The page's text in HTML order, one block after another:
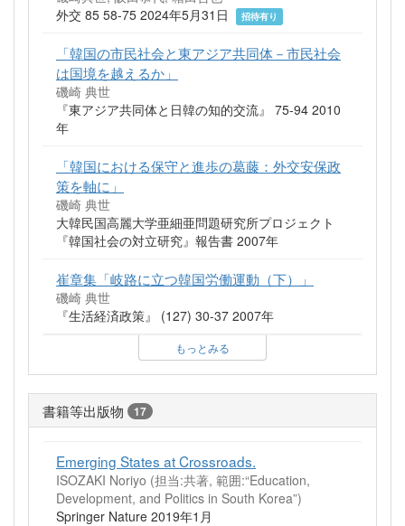
外交 85 58-75 2024年5月31日
招待有り
「韓国の市民社会と東アジア共同体－市民社会
は国境を越えるか」
磯崎 典世
『東アジア共同体と日韓の知的交流』 75-94 2010
年
「韓国における保守と進歩の葛藤：外交安保政
策を軸に」
磯崎 典世
大韓民国高麗大学亜細亜問題研究所プロジェクト
『韓国社会の対立研究』報告書 2007年
崔章集「岐路に立つ韓国労働運動（下）」
磯崎 典世
『生活経済政策』 (127) 30-37 2007年
もっとみる
書籍等出版物 17
Emerging States at Crossroads.
ISOZAKI Noriyo (担当:共著, 範囲:“Education,
Development, and Politics in South Korea”)
Springer Nature 2019年1月